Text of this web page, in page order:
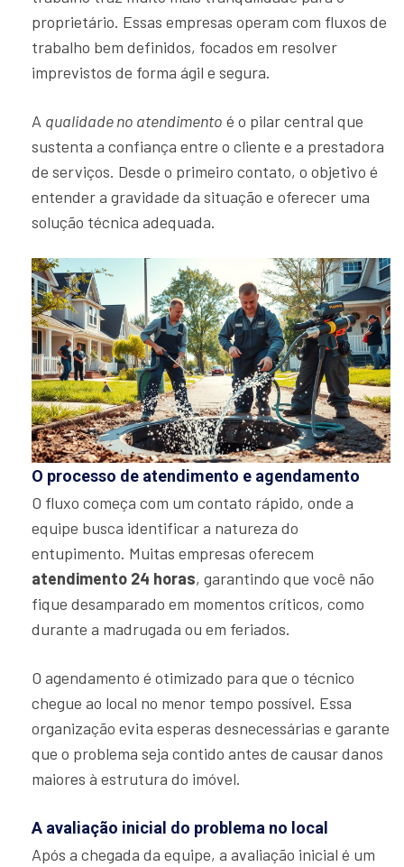
proprietário. Essas empresas operam com fluxos de
trabalho bem definidos, focados em resolver
imprevistos de forma ágil e segura.
A qualidade no atendimento é o pilar central que
sustenta a confiança entre o cliente e a prestadora
de serviços. Desde o primeiro contato, o objetivo é
entender a gravidade da situação e oferecer uma
solução técnica adequada.
O processo de atendimento e agendamento
O fluxo começa com um contato rápido, onde a
equipe busca identificar a natureza do
entupimento. Muitas empresas oferecem
atendimento 24 horas, garantindo que você não
fique desamparado em momentos críticos, como
durante a madrugada ou em feriados.
O agendamento é otimizado para que o técnico
chegue ao local no menor tempo possível. Essa
organização evita esperas desnecessárias e garante
que o problema seja contido antes de causar danos
maiores à estrutura do imóvel.
A avaliação inicial do problema no local
Após a chegada da equipe, a avaliação inicial é um